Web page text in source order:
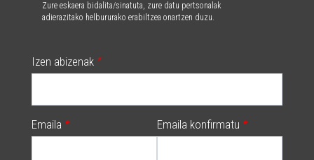
Zure eskaera bidalita/sinatuta, zure datu pertsonalak
adierazitako helbururako erabiltzea onartzen duzu.
Izen abizenak
Emaila Emaila konfirmatu